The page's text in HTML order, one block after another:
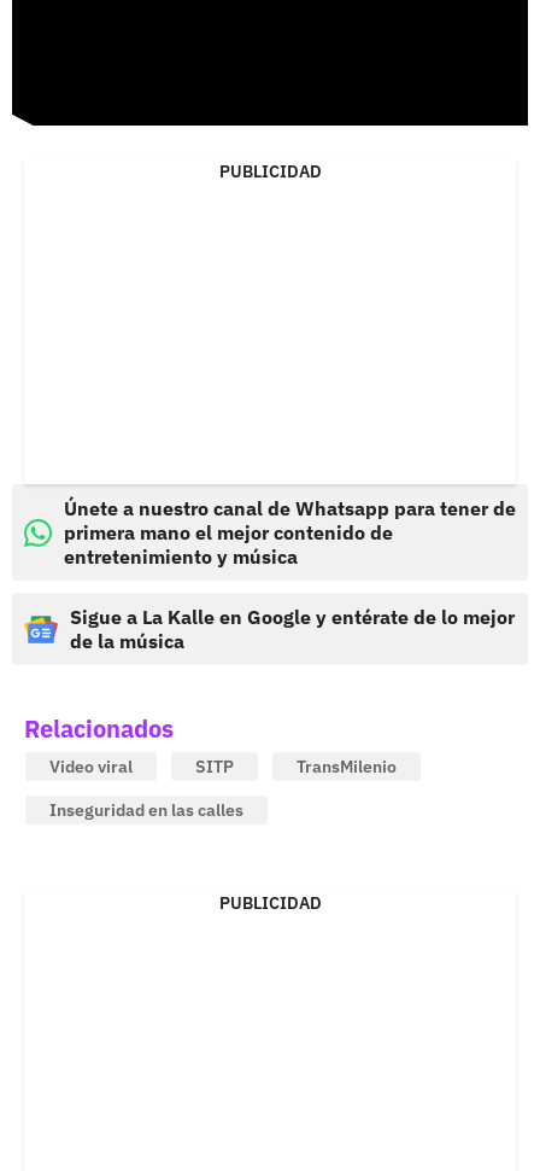
PUBLICIDAD
Únete a nuestro canal de Whatsapp para tener de
primera mano el mejor contenido de
entretenimiento y música
Sigue a La Kalle en Google y entérate de lo mejor
de la música
Relacionados
Video viral SITP
TransMilenio
Inseguridad en las calles
PUBLICIDAD